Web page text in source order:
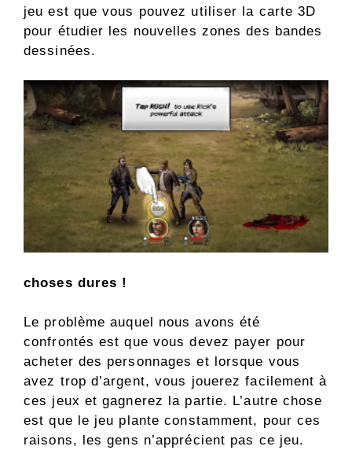
jeu est que vous pouvez utiliser la carte 3D
pour étudier les nouvelles zones des bandes
dessinées.
choses dures !
Le problème auquel nous avons été
confrontés est que vous devez payer pour
acheter des personnages et lorsque vous
avez trop d’argent, vous jouerez facilement à
ces jeux et gagnerez la partie. L’autre chose
est que le jeu plante constamment, pour ces
raisons, les gens n’apprécient pas ce jeu.